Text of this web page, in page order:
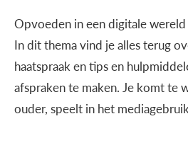
Opvoeden in een digitale
In dit thema vind je alles terug
haatspraak en tips en
afspraken te maken. Je komt te
ouder, speelt in het